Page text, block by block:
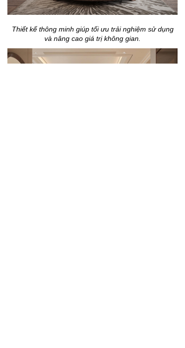
Thiết kế thông minh giúp tối ưu trải nghiệm sử dụng
và nâng cao giá trị không gian.